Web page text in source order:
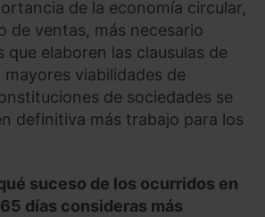
de la economía circular,
de ventas, más necesario
que elaboren las clausulas de
viabilidades de
de sociedades se
definitiva más trabajo para los
suceso de los ocurridos en
días consideras más